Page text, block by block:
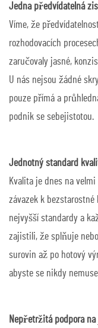
Jedna předvídatelná
Víme, že
rozhodovacích
zaručovaly jasné,
U nás nejsou žádné
pouze přímá a
podnik se sebejistotou.
Jednotný standard
Kvalita je dnes na
závazek k
nejvyšší standardy a
zajistili, že splňuje
surovin až po hotový
abyste se nikdy
Nepřetržitá podpora